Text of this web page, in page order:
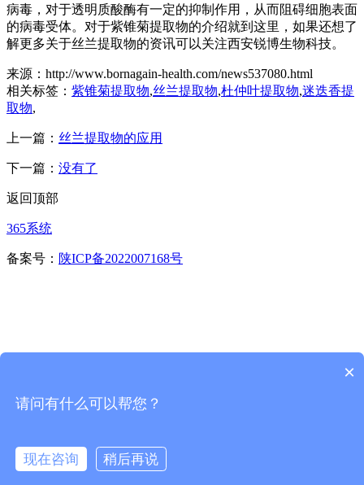
病毒，对于透明质酸酶有一定的抑制作用，从而阻碍细胞表面
的病毒受体。对于紫锥菊提取物的介绍就到这里，如果还想了
解更多关于丝兰提取物的资讯可以关注西安锐博生物科技。
来源：http://www.bornagain-health.com/news537080.html
相关标签： 紫锥菊提取物,丝兰提取物,杜仲叶提取物,迷迭香提
取物,
上一篇： 丝兰提取物的应用
下一篇： 没有了
返回顶部
365系统
备案号： 陕ICP备2022007168号
咨询留言
一键导航
×
请问有什么可以帮您？
现在咨询
稍后再说
在线咨询